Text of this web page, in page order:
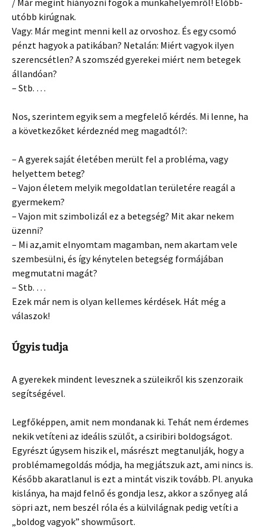
/ Már megint hiányozni fogok a munkahelyemről! Előbb-
utóbb kirúgnak.
Vagy: Már megint menni kell az orvoshoz. És egy csomó
pénzt hagyok a patikában? Netalán: Miért vagyok ilyen
szerencsétlen? A szomszéd gyerekei miért nem betegek
állandóan?
– Stb. …
Nos, szerintem egyik sem a megfelelő kérdés. Mi lenne, ha
a következőket kérdeznéd meg magadtól?:
– A gyerek saját életében merült fel a probléma, vagy
helyettem beteg?
– Vajon életem melyik megoldatlan területére reagál a
gyermekem?
– Vajon mit szimbolizál ez a betegség? Mit akar nekem
üzenni?
– Mi az,amit elnyomtam magamban, nem akartam vele
szembesülni, és így kénytelen betegség formájában
megmutatni magát?
– Stb. …
Ezek már nem is olyan kellemes kérdések. Hát még a
válaszok!
Úgyis tudja
A gyerekek mindent levesznek a szüleikről kis szenzoraik
segítségével.
Legfőképpen, amit nem mondanak ki. Tehát nem érdemes
nekik vetíteni az ideális szülőt, a csiribiri boldogságot.
Egyrészt úgysem hiszik el, másrészt megtanulják, hogy a
problémamegoldás módja, ha megjátszuk azt, ami nincs is.
Később akaratlanul is ezt a mintát viszik tovább. Pl. anyuka
kislánya, ha majd felnő és gondja lesz, akkor a szőnyeg alá
söpri azt, nem beszél róla és a külvilágnak pedig vetíti a
„boldog vagyok” showműsort.